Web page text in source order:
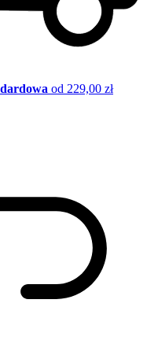
od 229,00 zł